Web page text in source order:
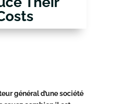
général d’une société